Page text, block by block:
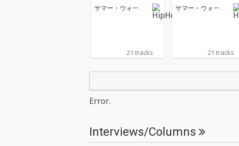
サマー・ウォーカ
21 tracks
サマー・ウォーカ
21 tracks
Error.
Interviews/Columns